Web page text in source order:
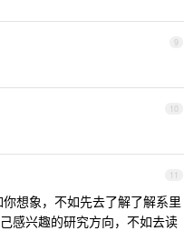
9
10
11
想象，不如先去了解了解系里
感兴趣的研究方向，不如去读